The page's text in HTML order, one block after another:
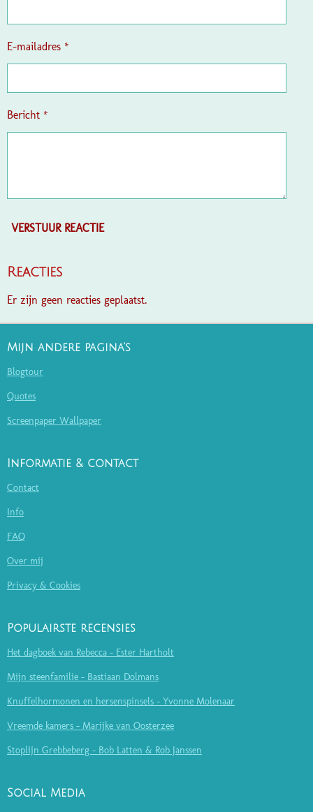
r
e
E-mailadres *
Bericht *
VERSTUUR REACTIE
Reacties
Er zijn geen reacties geplaatst.
Mijn andere pagina's
Blogtour
Quotes
Screenpaper Wallpaper
Informatie & contact
Contact
Info
FAQ
Over mij
Privacy & Cookies
Populairste recensies
Het dagboek van Rebecca - Ester Hartholt
Mijn steenfamilie - Bastiaan Dolmans
Knuffelhormonen en hersenspinsels - Yvonne Molenaar
Vreemde kamers - Marijke van Oosterzee
Stoplijn Grebbeberg - Bob Latten & Rob Janssen
Social Media